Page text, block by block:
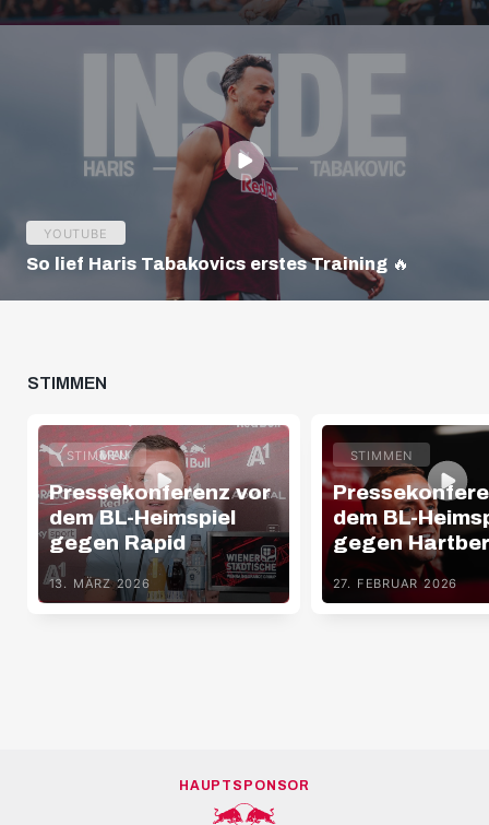
YOUTUBE
So lief Haris Tabakovics erstes Training 🔥
STIMMEN
STIMMEN
Pressekonferenz vor
dem BL-Heimspiel
gegen Rapid
13. MÄRZ 2026
STIMMEN
dem BL-
gegen
27. FEBRUAR 2026
HAUPTSPONSOR